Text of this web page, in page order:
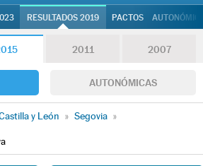
RESULTADOS 2019 PACTOS
2011 2007
AUTONÓMICAS
y León » Segovia »